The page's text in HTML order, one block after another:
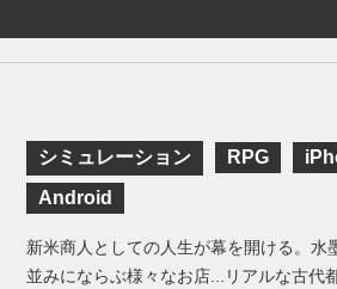
シミュレーション RPG
Android
新米商人としての人生が幕を開ける。水
並みにならぶ様々なお店...リアルな古代